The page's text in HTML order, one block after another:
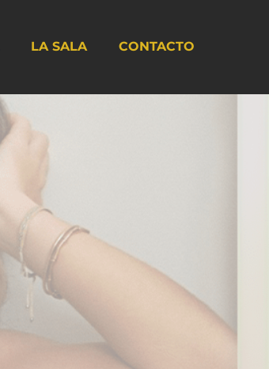
LA SALA CONTACTO